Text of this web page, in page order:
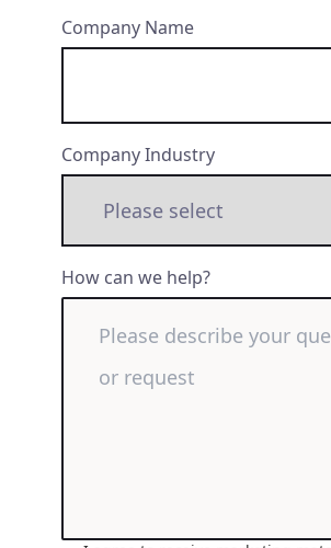
Company Name
Company Industry
How can we help?